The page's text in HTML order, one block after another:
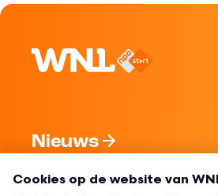
Nieuws